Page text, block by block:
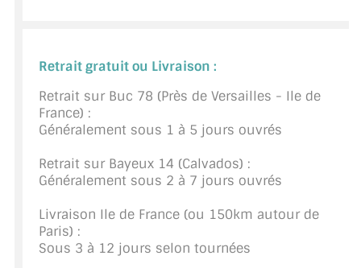
LE CATALOGUE ACCESSOIRES
(STROMBINOSCOPE)
ACCESSOIRES EN PROMOTIONS
EXEMPLES, RÉALISATIONS, INSPIRATIONS
COMMENT COUPER DU VERRE ?
Retrait gratuit ou Livraison :
Retrait sur Buc 78 (Près de Versailles - Ile de
France) :
Généralement sous 1 à 5 jours ouvrés
Retrait sur Bayeux 14 (Calvados) :
Généralement sous 2 à 7 jours ouvrés
Livraison Ile de France (ou 150km autour de
Paris) :
Sous 3 à 12 jours selon tournées